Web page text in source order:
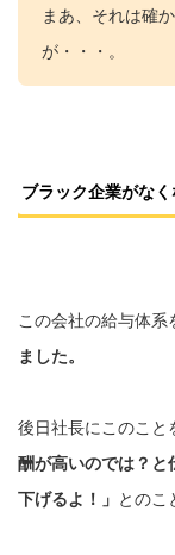
まあ、それは確
が・・・。
ブラック企業がな
この会社の給与体系
ました。
後日社長にこのこと
酬が高いのでは？
下げるよ！」 とのこ